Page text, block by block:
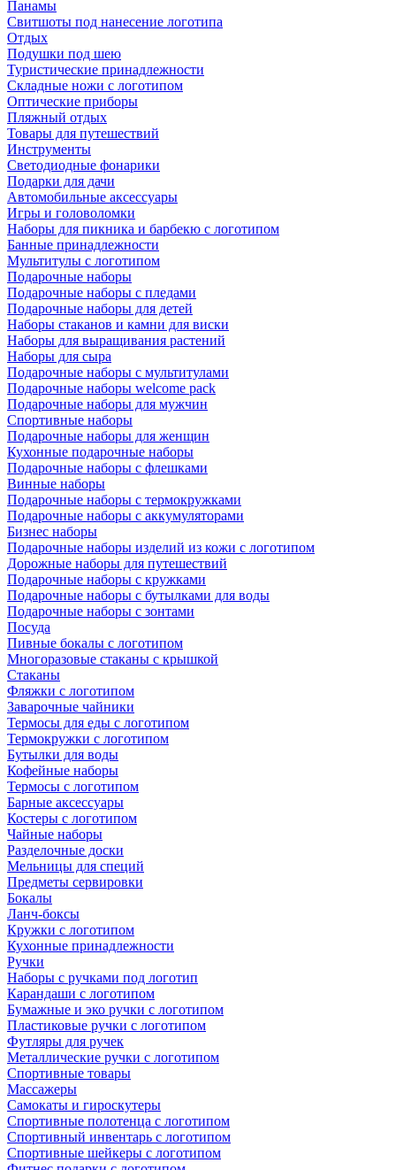
Панамы
Свитшоты под нанесение логотипа
Отдых
Подушки под шею
Туристические принадлежности
Складные ножи с логотипом
Оптические приборы
Пляжный отдых
Товары для путешествий
Инструменты
Светодиодные фонарики
Подарки для дачи
Автомобильные аксессуары
Игры и головоломки
Наборы для пикника и барбекю с логотипом
Банные принадлежности
Мультитулы с логотипом
Подарочные наборы
Подарочные наборы с пледами
Подарочные наборы для детей
Наборы стаканов и камни для виски
Наборы для выращивания растений
Наборы для сыра
Подарочные наборы с мультитулами
Подарочные наборы welcome pack
Подарочные наборы для мужчин
Спортивные наборы
Подарочные наборы для женщин
Кухонные подарочные наборы
Подарочные наборы с флешками
Винные наборы
Подарочные наборы с термокружками
Подарочные наборы с аккумуляторами
Бизнес наборы
Подарочные наборы изделий из кожи с логотипом
Дорожные наборы для путешествий
Подарочные наборы с кружками
Подарочные наборы с бутылками для воды
Подарочные наборы с зонтами
Посуда
Пивные бокалы с логотипом
Многоразовые стаканы с крышкой
Стаканы
Фляжки с логотипом
Заварочные чайники
Термосы для еды с логотипом
Термокружки с логотипом
Бутылки для воды
Кофейные наборы
Термосы с логотипом
Барные аксессуары
Костеры с логотипом
Чайные наборы
Разделочные доски
Мельницы для специй
Предметы сервировки
Бокалы
Ланч-боксы
Кружки с логотипом
Кухонные принадлежности
Ручки
Наборы с ручками под логотип
Карандаши с логотипом
Бумажные и эко ручки с логотипом
Пластиковые ручки с логотипом
Футляры для ручек
Металлические ручки с логотипом
Спортивные товары
Массажеры
Самокаты и гироскутеры
Спортивные полотенца с логотипом
Спортивный инвентарь с логотипом
Спортивные шейкеры с логотипом